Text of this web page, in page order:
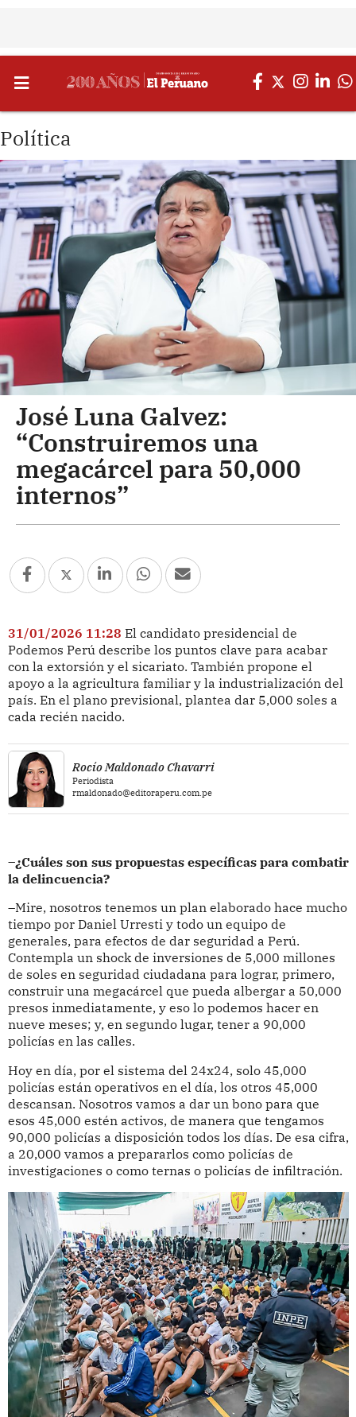
Política
José Luna Galvez:
“Construiremos una
megacárcel para 50,000
internos”
31/01/2026 11:28 El candidato presidencial de
Podemos Perú describe los puntos clave para acabar
con la extorsión y el sicariato. También propone el
apoyo a la agricultura familiar y la industrialización del
país. En el plano previsional, plantea dar 5,000 soles a
cada recién nacido.
Rocío Maldonado Chavarri
Periodista
rmaldonado@editoraperu.com.pe
–¿Cuáles son sus propuestas específicas para combatir
la delincuencia?
–Mire, nosotros tenemos un plan elaborado hace mucho
tiempo por Daniel Urresti y todo un equipo de
generales, para efectos de dar seguridad a Perú.
Contempla un shock de inversiones de 5,000 millones
de soles en seguridad ciudadana para lograr, primero,
construir una megacárcel que pueda albergar a 50,000
presos inmediatamente, y eso lo podemos hacer en
nueve meses; y, en segundo lugar, tener a 90,000
policías en las calles.
Hoy en día, por el sistema del 24x24, solo 45,000
policías están operativos en el día, los otros 45,000
descansan. Nosotros vamos a dar un bono para que
esos 45,000 estén activos, de manera que tengamos
90,000 policías a disposición todos los días. De esa cifra,
a 20,000 vamos a prepararlos como policías de
investigaciones o como ternas o policías de infiltración.